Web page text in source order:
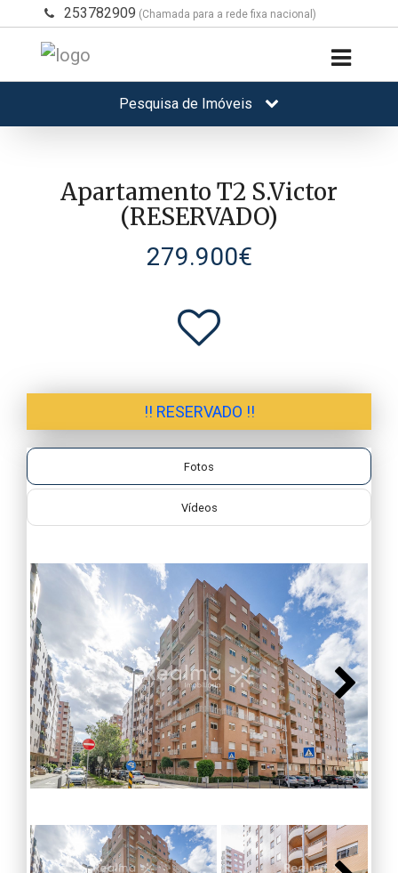
253782909 (Chamada para a rede fixa nacional)
Pesquisa de Imóveis
Apartamento T2 S.Victor
(RESERVADO)
279.900€
!! RESERVADO !!
Fotos
Vídeos
Next